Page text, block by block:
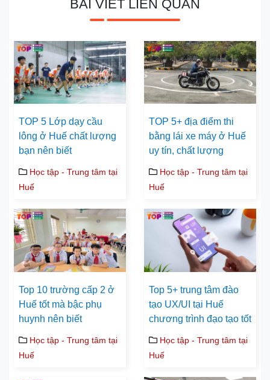
BÀI VIẾT LIÊN QUAN
TOP 5 Lớp dạy cầu
lông ở Huế chất lượng
bạn nên biết
Học tập - Trung tâm tại
Huế
TOP 5+ địa điểm thi
bằng lái xe máy ở Huế
uy tín, chất lượng
Học tập - Trung tâm tại
Huế
Top 10 trường cấp 2 ở
Huế tốt mà bậc phụ
huynh nên biết
Học tập - Trung tâm tại
Huế
Top 5+ trung tâm đào
tạo UX/UI tại Huế
chương trình đạo tạo tốt
Học tập - Trung tâm tại
Huế